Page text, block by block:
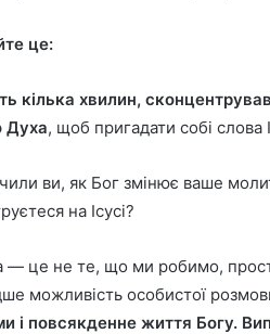
це:
кілька хвилин,
Духа, щоб пригадати собі слова
ви, як Бог змінює ваше
на Ісусі?
— це не те, що ми робимо,
можливість особистої
і повсякденне життя Богу.